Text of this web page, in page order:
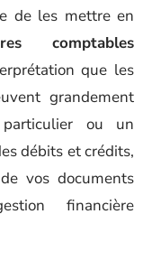
de les mettre en
comptables
que les
grandement
ou un
débits et crédits,
vos documents
financière